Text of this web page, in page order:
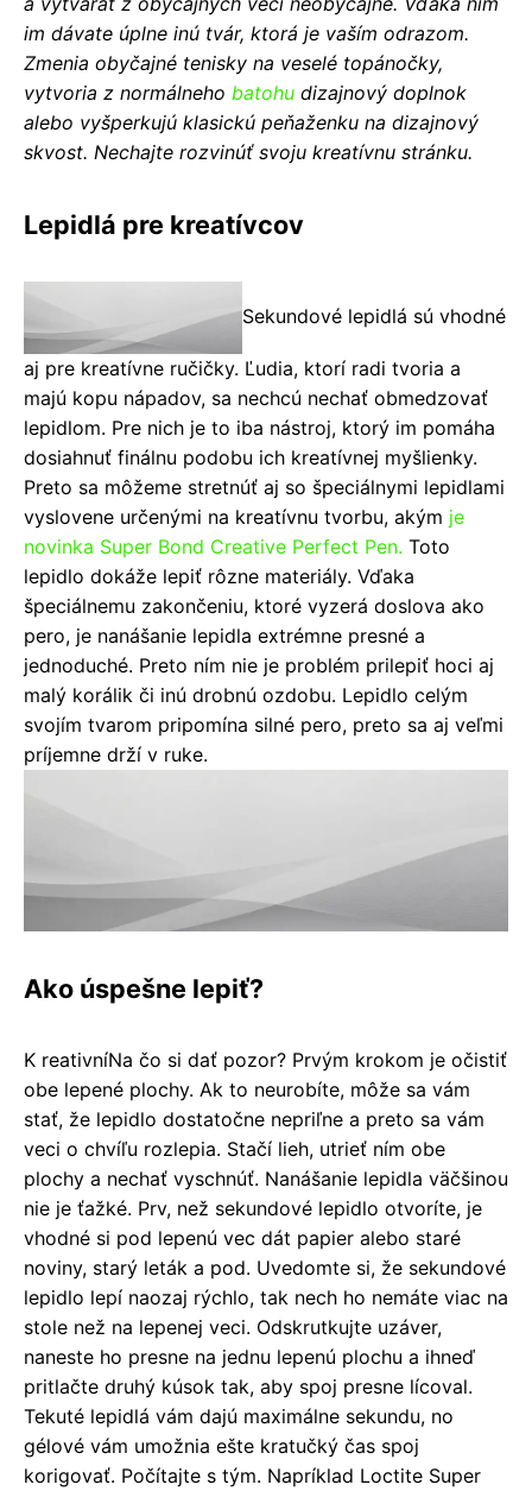
im dávate úplne inú tvár, ktorá je vaším odrazom.
Zmenia obyčajné tenisky na veselé topánočky,
vytvoria z normálneho batohu dizajnový doplnok
alebo vyšperkujú klasickú peňaženku na dizajnový
skvost. Nechajte rozvinúť svoju kreatívnu stránku.
Lepidlá pre kreatívcov
Sekundové lepidlá sú vhodné
aj pre kreatívne ručičky. Ľudia, ktorí radi tvoria a
majú kopu nápadov, sa nechcú nechať obmedzovať
lepidlom. Pre nich je to iba nástroj, ktorý im pomáha
dosiahnuť finálnu podobu ich kreatívnej myšlienky.
Preto sa môžeme stretnúť aj so špeciálnymi lepidlami
vyslovene určenými na kreatívnu tvorbu, akým je
novinka Super Bond Creative Perfect Pen. Toto
lepidlo dokáže lepiť rôzne materiály. Vďaka
špeciálnemu zakončeniu, ktoré vyzerá doslova ako
pero, je nanášanie lepidla extrémne presné a
jednoduché. Preto ním nie je problém prilepiť hoci aj
malý korálik či inú drobnú ozdobu. Lepidlo celým
svojím tvarom pripomína silné pero, preto sa aj veľmi
príjemne drží v ruke.
Ako úspešne lepiť?
K reativníNa čo si dať pozor? Prvým krokom je očistiť
obe lepené plochy. Ak to neurobíte, môže sa vám
stať, že lepidlo dostatočne nepriľne a preto sa vám
veci o chvíľu rozlepia. Stačí lieh, utrieť ním obe
plochy a nechať vyschnúť. Nanášanie lepidla väčšinou
nie je ťažké. Prv, než sekundové lepidlo otvoríte, je
vhodné si pod lepenú vec dát papier alebo staré
noviny, starý leták a pod. Uvedomte si, že sekundové
lepidlo lepí naozaj rýchlo, tak nech ho nemáte viac na
stole než na lepenej veci. Odskrutkujte uzáver,
naneste ho presne na jednu lepenú plochu a ihneď
pritlačte druhý kúsok tak, aby spoj presne lícoval.
Tekuté lepidlá vám dajú maximálne sekundu, no
gélové vám umožnia ešte kratučký čas spoj
korigovať. Počítajte s tým. Napríklad Loctite Super